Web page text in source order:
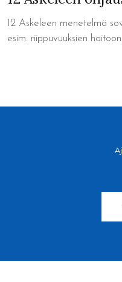
12 Askeleen menetelmä
esim. riippuvuuksien hoitoon.